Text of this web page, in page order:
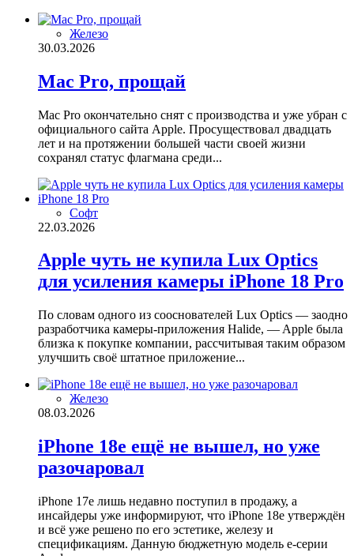
Железо
30.03.2026
Mac Pro, прощай
Mac Pro окончательно снят с производства и уже убран с
официального сайта Apple. Просуществовал двадцать
лет и на протяжении большей части своей жизни
сохранял статус флагмана среди...
Софт
22.03.2026
Apple чуть не купила Lux Optics
для усиления камеры iPhone 18 Pro
По словам одного из сооснователей Lux Optics — заодно
разработчика камеры-приложения Halide, — Apple была
близка к покупке компании, рассчитывая таким образом
улучшить своё штатное приложение...
Железо
08.03.2026
iPhone 18e ещё не вышел, но уже
разочаровал
iPhone 17e лишь недавно поступил в продажу, а
инсайдеры уже информируют, что iPhone 18e утверждён
и всё уже решено по его эстетике, железу и
спецификациям. Данную бюджетную модель e-серии